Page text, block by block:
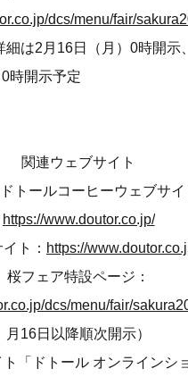
は2月16日（月）0時開示
時開示予定
関連ウェブサイト
トールコーヒーウェブサイ
https://www.doutor.co.jp/
ト： https://
桜フェア特設ページ：
月16日以降順次開示）
「ドトール オンラインシ